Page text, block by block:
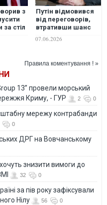
з
за стіл
Путін відмовився
від переговорів,
втративши шанс
вийти з провальної
для нього війни, -
07.06.2026
Правила коментування ! »
13” провели морський
Криму, - ГУР
2 0
мережу контрабанди
0
ДРГ на Вовчанському
хочуть знизити вимоги до
32 0
за пів року зафіксували
Нілу
56 0